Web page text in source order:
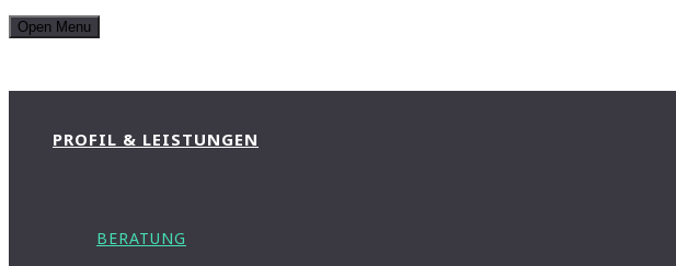
Open Menu
PROFIL & LEISTUNGEN
BERATUNG